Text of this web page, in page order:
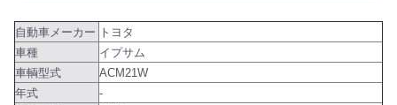
自動車メーカー トヨタ
車種
イプサム
車輌型式
ACM21W
年式
-